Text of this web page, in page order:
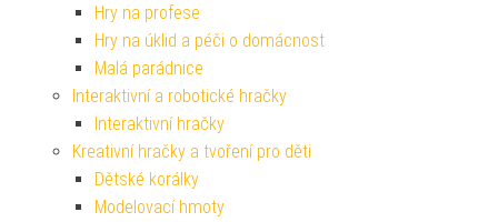
Hry na profese
Hry na úklid a péči o domácnost
Malá parádnice
Interaktivní a robotické hračky
Interaktivní hračky
Kreativní hračky a tvoření pro děti
Dětské korálky
Modelovací hmoty